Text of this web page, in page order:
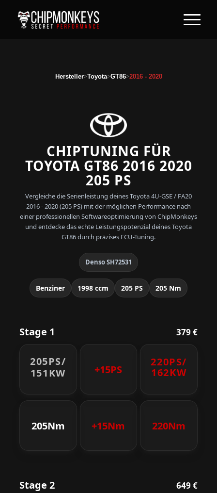
Hersteller>Toyota>GT86>2016 - 2020
CHIPTUNING FÜR
TOYOTA GT86 2016 2020
205 PS
Vergleiche die Serienleistung deines Toyota 4U-GSE / FA20
2016 - 2020 (205 PS) mit der möglichen Performance nach
einer professionellen Softwareoptimierung von ChipMonkeys
und entdecke das echte Leistungspotenzial deines Toyota
GT86 durch präzises ECU-Tuning.
Denso SH72531
Benziner 1998 ccm 205 PS 205 Nm
Stage 1 379 €
205PS/
151KW
+15PS
220PS/
162KW
205Nm +15Nm 220Nm
Stage 2 649 €